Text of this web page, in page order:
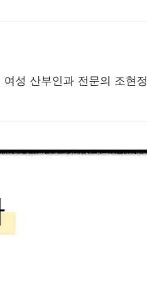
성 산부인과 전문의 조현정